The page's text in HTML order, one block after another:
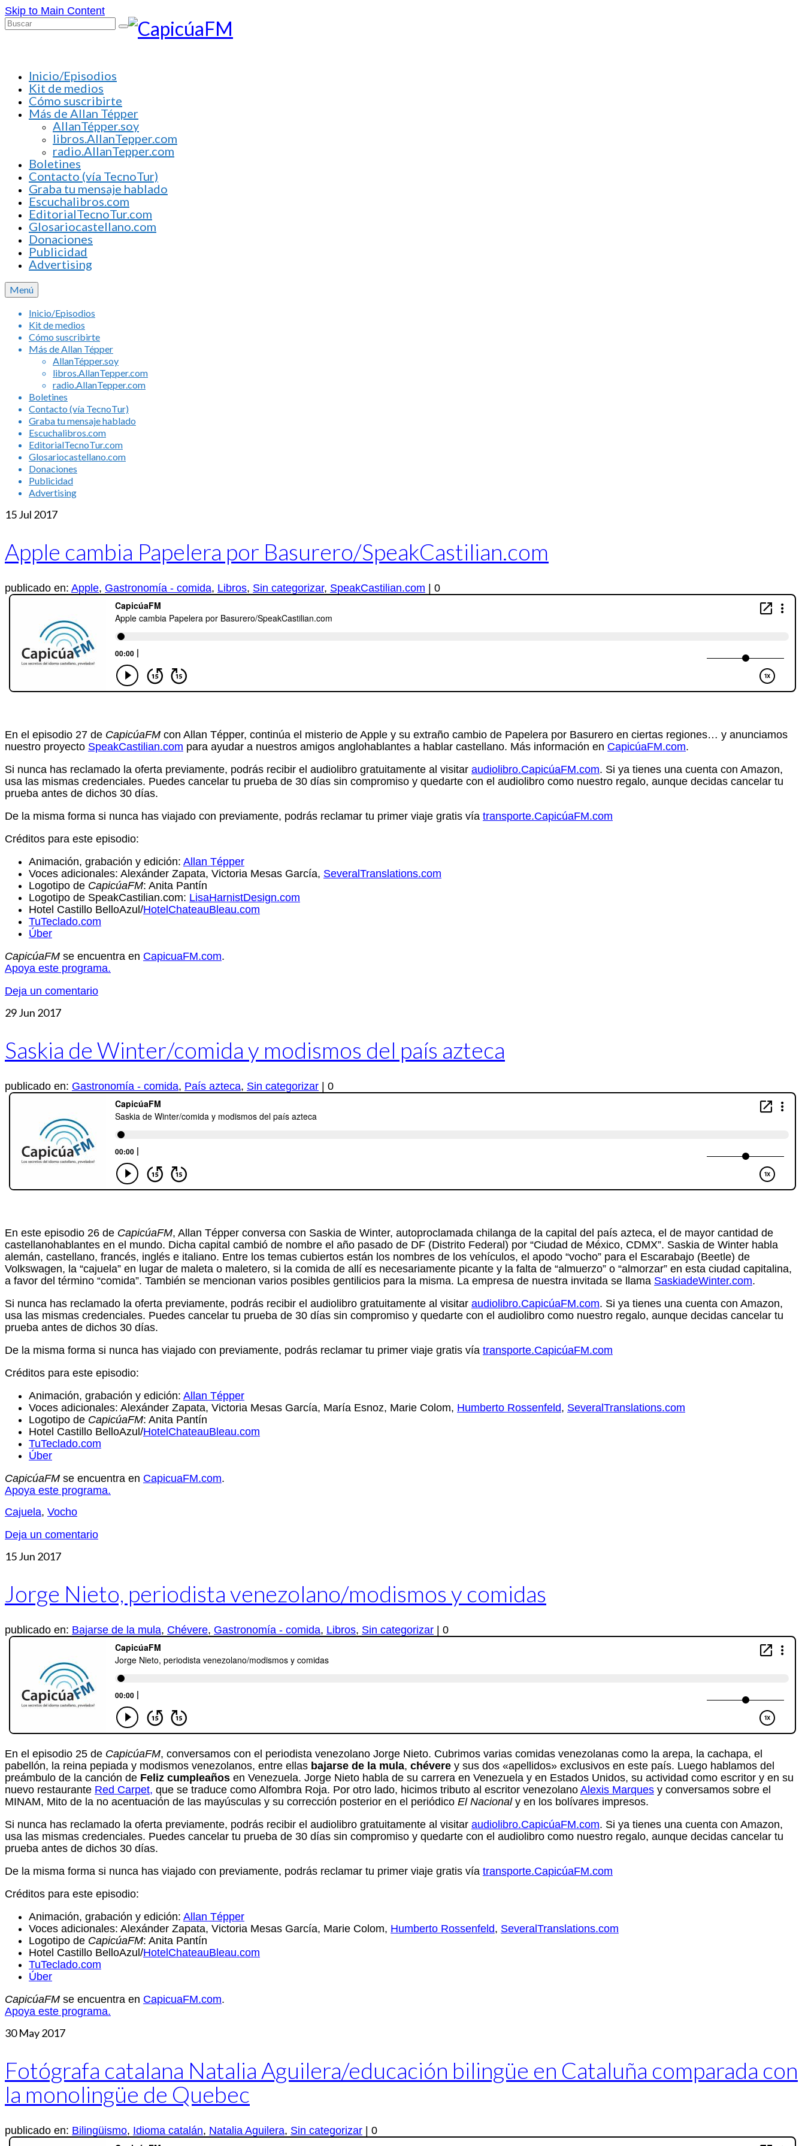
Skip to Main Content
Buscar
Inicio/Episodios
Kit de medios
Cómo suscribirte
Más de Allan Tépper
AllanTépper.soy
libros.AllanTepper.com
radio.AllanTepper.com
Boletines
Contacto (vía TecnoTur)
Graba tu mensaje hablado
Escuchalibros.com
EditorialTecnoTur.com
Glosariocastellano.com
Donaciones
Publicidad
Advertising
Menú
Inicio/Episodios
Kit de medios
Cómo suscribirte
Más de Allan Tépper
AllanTépper.soy
libros.AllanTepper.com
radio.AllanTepper.com
Boletines
Contacto (vía TecnoTur)
Graba tu mensaje hablado
Escuchalibros.com
EditorialTecnoTur.com
Glosariocastellano.com
Donaciones
Publicidad
Advertising
15Jul 2017
Apple cambia Papelera por Basurero/SpeakCastilian.com
publicado en: Apple, Gastronomía - comida, Libros, Sin categorizar, SpeakCastilian.com 0
En el episodio 27 de CapicúaFM con Allan Tépper, continúa el misterio de Apple y su extraño cambio de Papelera por Basurero en ciertas regiones… y anunciamos
nuestro proyecto SpeakCastilian.com para ayudar a nuestros amigos anglohablantes a hablar castellano. Más información en CapicúaFM.com.
Si nunca has reclamado la oferta previamente, podrás recibir el audiolibro gratuitamente al visitar audiolibro.CapicúaFM.com. Si ya tienes una cuenta con Amazon,
usa las mismas credenciales. Puedes cancelar tu prueba de 30 días sin compromiso y quedarte con el audiolibro como nuestro regalo, aunque decidas cancelar tu
prueba antes de dichos 30 días.
De la misma forma si nunca has viajado con previamente, podrás reclamar tu primer viaje gratis vía transporte.CapicúaFM.com
Créditos para este episodio:
Animación, grabación y edición: Allan Tépper
Voces adicionales: Alexánder Zapata, Victoria Mesas García, SeveralTranslations.com
Logotipo de CapicúaFM: Anita Pantín
Logotipo de SpeakCastilian.com: LisaHarnistDesign.com
Hotel Castillo BelloAzul/HotelChateauBleau.com
TuTeclado.com
Úber
CapicúaFM se encuentra en CapicuaFM.com.
Apoya este programa.
Deja un comentario
29Jun 2017
Saskia de Winter/comida y modismos del país azteca
publicado en: Gastronomía - comida, País azteca, Sin categorizar 0
En este episodio 26 de CapicúaFM, Allan Tépper conversa con Saskia de Winter, autoproclamada chilanga de la capital del país azteca, el de mayor cantidad de
castellanohablantes en el mundo. Dicha capital cambió de nombre el año pasado de DF (Distrito Federal) por “Ciudad de México, CDMX”. Saskia de Winter habla
alemán, castellano, francés, inglés e italiano. Entre los temas cubiertos están los nombres de los vehículos, el apodo “vocho” para el Escarabajo (Beetle) de
Volkswagen, la “cajuela” en lugar de maleta o maletero, si la comida de allí es necesariamente picante y la falta de “almuerzo” o “almorzar” en esta ciudad capitalina,
a favor del término “comida”. También se mencionan varios posibles gentilicios para la misma. La empresa de nuestra invitada se llama SaskiadeWinter.com.
Si nunca has reclamado la oferta previamente, podrás recibir el audiolibro gratuitamente al visitar audiolibro.CapicúaFM.com. Si ya tienes una cuenta con Amazon,
usa las mismas credenciales. Puedes cancelar tu prueba de 30 días sin compromiso y quedarte con el audiolibro como nuestro regalo, aunque decidas cancelar tu
prueba antes de dichos 30 días.
De la misma forma si nunca has viajado con previamente, podrás reclamar tu primer viaje gratis vía transporte.CapicúaFM.com
Créditos para este episodio:
Animación, grabación y edición: Allan Tépper
Voces adicionales: Alexánder Zapata, Victoria Mesas García, María Esnoz, Marie Colom, Humberto Rossenfeld, SeveralTranslations.com
Logotipo de CapicúaFM: Anita Pantín
Hotel Castillo BelloAzul/HotelChateauBleau.com
TuTeclado.com
Úber
CapicúaFM se encuentra en CapicuaFM.com.
Apoya este programa.
Cajuela, Vocho
Deja un comentario
15Jun 2017
Jorge Nieto, periodista venezolano/modismos y comidas
publicado en: Bajarse de la mula, Chévere, Gastronomía - comida, Libros, Sin categorizar 0
En el episodio 25 de CapicúaFM, conversamos con el periodista venezolano Jorge Nieto. Cubrimos varias comidas venezolanas como la arepa, la cachapa, el
pabellón, la reina pepiada y modismos venezolanos, entre ellas bajarse de la mula, chévere y sus dos «apellidos» exclusivos en este país. Luego hablamos del
preámbulo de la canción de Feliz cumpleaños en Venezuela. Jorge Nieto habla de su carrera en Venezuela y en Estados Unidos, su actividad como escritor y en su
nuevo restaurante Red Carpet, que se traduce como Alfombra Roja. Por otro lado, hicimos tributo al escritor venezolano Alexis Marques y conversamos sobre el
MINAM, Mito de la no acentuación de las mayúsculas y su corrección posterior en el periódico El Nacionaly en los bolívares impresos.
Si nunca has reclamado la oferta previamente, podrás recibir el audiolibro gratuitamente al visitar audiolibro.CapicúaFM.com. Si ya tienes una cuenta con Amazon,
usa las mismas credenciales. Puedes cancelar tu prueba de 30 días sin compromiso y quedarte con el audiolibro como nuestro regalo, aunque decidas cancelar tu
prueba antes de dichos 30 días.
De la misma forma si nunca has viajado con previamente, podrás reclamar tu primer viaje gratis vía transporte.CapicúaFM.com
Créditos para este episodio:
Animación, grabación y edición: Allan Tépper
Voces adicionales: Alexánder Zapata, Victoria Mesas García, Marie Colom, Humberto Rossenfeld, SeveralTranslations.com
Logotipo de CapicúaFM: Anita Pantín
Hotel Castillo BelloAzul/HotelChateauBleau.com
TuTeclado.com
Úber
CapicúaFM se encuentra en CapicuaFM.com.
Apoya este programa.
30May 2017
Fotógrafa catalana Natalia Aguilera/educación bilingüe en Cataluña comparada con
la monolingüe de Quebec
publicado en: Bilingüismo, Idioma catalán, Natalia Aguilera, Sin categorizar 0